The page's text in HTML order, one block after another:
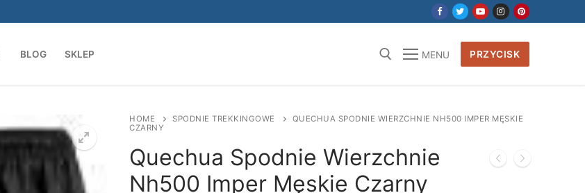
BLOG SKLEP
Szukaj:
MENU PRZYCISK
HOME SPODNIE TREKKINGOWE
QUECHUA SPODNIE WIERZCHNIE NH500 IMPER MĘSKIE
CZARNY
Quechua Spodnie Wierzchnie
Nh500 Imper Męskie Czarny